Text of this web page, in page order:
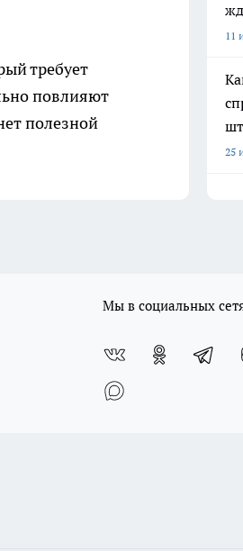
требует
повлияют
полезной
11
25
Мы в социальных